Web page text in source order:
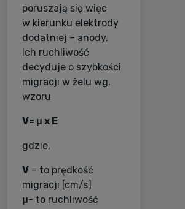
poruszają się więc
w kierunku elektrody
dodatniej – anody.
Ich ruchliwość
decyduje o szybkości
migracji w żelu wg.
wzoru
V= μ x E
gdzie,
V – to prędkość
migracji [cm/s]
μ- to ruchliwość